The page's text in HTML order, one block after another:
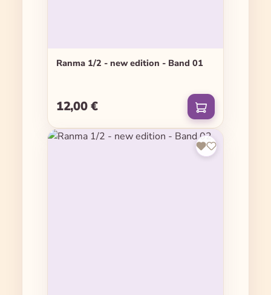
Ranma 1/2 - new edition - Band 01
Regulärer Preis:
12,00 €